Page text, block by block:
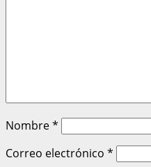
Nombre*
Correo electrónico *